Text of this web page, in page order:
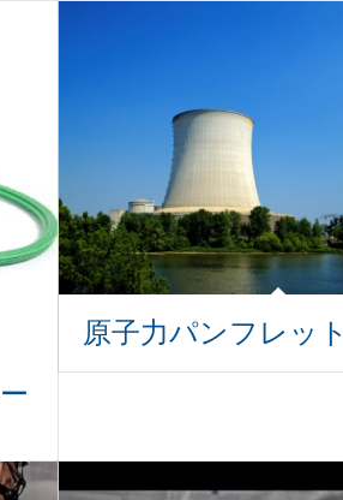
原子力パンフレット